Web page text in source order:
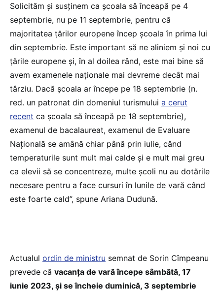
Solicităm și susținem ca școala să înceapă pe 4
septembrie, nu pe 11 septembrie, pentru că
majoritatea țărilor europene încep școala în prima lui
din septembrie. Este important să ne aliniem și noi cu
țările europene și, în al doilea rând, este mai bine să
avem examenele naționale mai devreme decât mai
târziu. Dacă școala ar începe pe 18 septembrie (n.
red. un patronat din domeniul turismului a cerut
recent ca școala să înceapă pe 18 septembrie),
examenul de bacalaureat, examenul de Evaluare
Națională se amână chiar până prin iulie, când
temperaturile sunt mult mai calde și e mult mai greu
ca elevii să se concentreze, multe școli nu au dotările
necesare pentru a face cursuri în lunile de vară când
este foarte cald”, spune Ariana Dudună.
Actualul ordin de ministru semnat de Sorin Cîmpeanu
prevede că vacanța de vară începe sâmbătă, 17
iunie 2023, și se încheie duminică, 3 septembrie